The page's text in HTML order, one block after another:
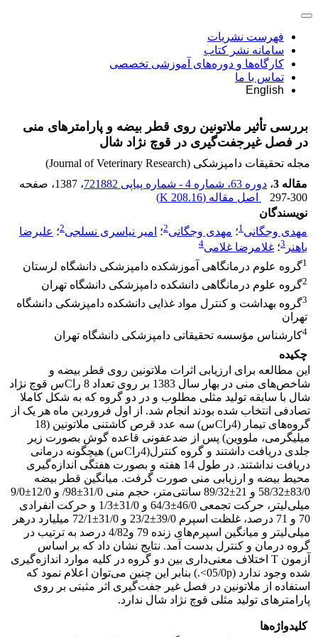
فهرست نشریات
سامانه نشر کتاب
کارگاه‌ها و دوره‌های آموزشی تخصصی
تماس با ما
English
بررسی تأثیر ملاتونین روی قطر بیضه و پارامترهای منی
در فصل غیرجفت‌گیری در قوچ نژاد شال
مجله تحقیقات دامپزشکی (Journal of Veterinary Research)
مقاله 3
، دوره 63، شماره 4 - شماره پیاپی 721882 ، 1387
، صفحه
297-300
اصل مقاله (208.16 K
)
نویسندگان
مهدی وجگانی1؛ مهدی وجگانی2؛ امیر نیاسری نسلجی2؛ علیرضا
باهنر 3؛ غلامرضا غلامی4
1گروه علوم درمانگاهی آموزشکده دامپزشکی دانشگاه لرستان
2گروه علوم درمانگاهی دانشکده دامپزشکی دانشگاه تهران
3گروه بهداشت و کنترل مواد غذایی دانشکده دامپزشکی دانشگاه
تهران
4کارشناس مؤسسه تحقیقاتی دامپزشکی دانشگاه تهران
چکیده
این مطالعه برای ارزیابی اثرات ملاتونین روی قطر بیضه و
شاخص‌های منی در بهار سال 1383 بر روی تعداد 8 راCس قوچ نژاد
شال با سابقه تولید مثلی مطلوب و در دو گروه که به شکل کاملا
تصادفی انتخاب شده بودند انجام شد. از اول فروردین ماه هر یک از
گروه‌های تیمار (4راCس) سه عدد قرص کاشتنی ملاتونین (18
میلیگرمی، ملووین) پس از ضدعفونی قاعده گوش بصورت زیر
جلدی دریافت داشتند و گروه کنترل(4راCس) هیچگونه درمانی
دریافت نداشتند. در طول 14 هفته و بصورت هفتگی اندازه‌گیری
محیط بیضه و ارزیابی منی صورت گرفت. میانگین قطر بیضه
83/0±58/32 و 21±89/32 سانتی‌متر، حجم منی 31/0±98/ و 12/0±9/0
میلی‌لیتر، حرکت تجمعی 46/0±64/3 و 31/0±1/3 و حرکت انفرادی
70 و 71 درصد، غلظت اسپرم 39/0±23/2 و 31/0±72/1 میلیارد درهر
میلی‌لیتر و میانگین اسپرم‌های زنده 79 و4/82 درصد به ترتیب در
گروه درمان و کنترل بدست آمد. نتایج نشان داد که بر اساس
آزمون T اختلاف معنی‌داری بین دو گروه در کلیه موارد اندازه‌گیری
شده وجود ندارد (05/0p>‌.) بنابر این چنین می‌توان اعلام نمود که
استفاده از ملاتونین در فصل غیر جفت‌گیری اثر مثبتی بر روی
پارامتر‌های تولید مثلی قوچ نژاد شال ندارد.
کلیدواژه‌ها